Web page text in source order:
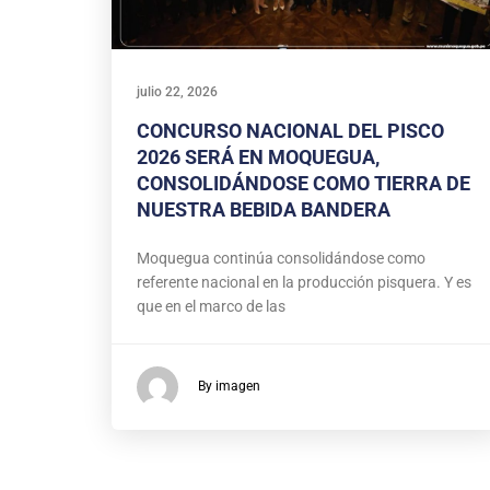
julio 22, 2026
CONCURSO NACIONAL DEL PISCO
2026 SERÁ EN MOQUEGUA,
CONSOLIDÁNDOSE COMO TIERRA DE
NUESTRA BEBIDA BANDERA
Moquegua continúa consolidándose como
referente nacional en la producción pisquera. Y es
que en el marco de las
By imagen